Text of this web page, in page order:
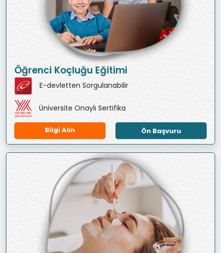
Öğrenci Koçluğu Eğitimi
E-devletten Sorgulanabilir
Üniversite Onaylı Sertifika
Bilgi Alın Ön Başvuru